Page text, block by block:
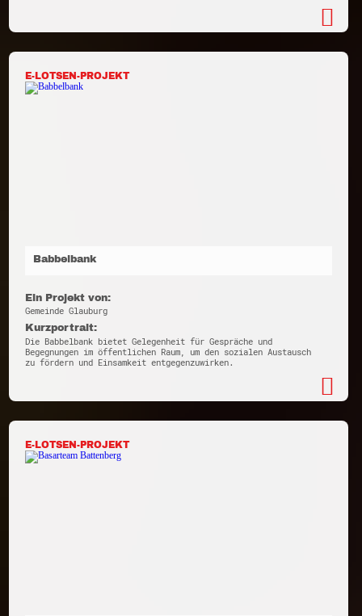
E-LOTSEN-PROJEKT
Babbelbank
Ein Projekt von:
Gemeinde Glauburg
Kurzportrait:
Die Babbelbank bietet Gelegenheit für Gespräche und
Begegnungen im öffentlichen Raum, um den sozialen Austausch
zu fördern und Einsamkeit entgegenzuwirken.
E-LOTSEN-PROJEKT